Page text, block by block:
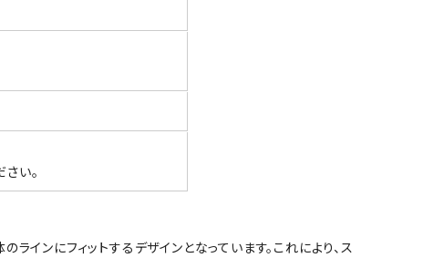
い。
インにフィットするデザインとなっています。これにより、ス